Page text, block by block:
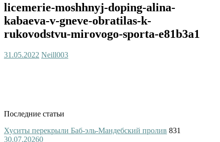
licemerie-moshhnyj-doping-alina-
kabaeva-v-gneve-obratilas-k-
rukovodstvu-mirovogo-sporta-e81b3a1
31.05.2022 Neill003
Последние статьи
Хуситы перекрыли Баб-эль-Мандебский пролив 831
30.07.20260